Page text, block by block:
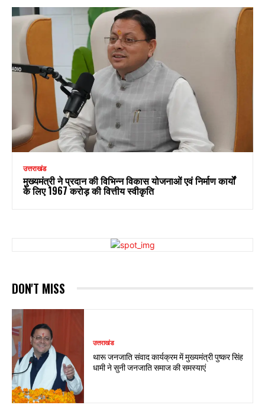
उत्तराखंड
मुख्यमंत्री ने प्रदान की विभिन्न विकास योजनाओं एवं निर्माण कार्यों
के लिए ₹1967 करोड़ की वित्तीय स्वीकृति
DON'T MISS
उत्तराखंड
थारू जनजाति संवाद कार्यक्रम में मुख्यमंत्री पुष्कर सिंह
धामी ने सुनी जनजाति समाज की समस्याएं